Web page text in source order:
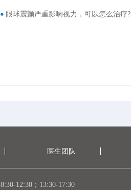
眼球震颤严重影响视力，可以怎么治疗?
医生团队
8:30-12:30；13:30-17:30